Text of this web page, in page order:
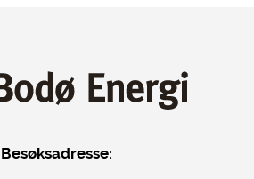
Besøksadresse: